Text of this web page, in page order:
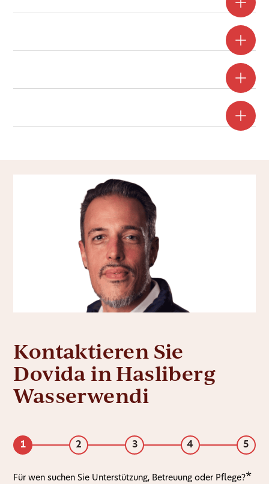
Kontaktieren Sie
Dovida in Hasliberg
Wasserwendi
1 2 3 4 5
Für wen suchen Sie Unterstützung, Betreuung oder Pflege?